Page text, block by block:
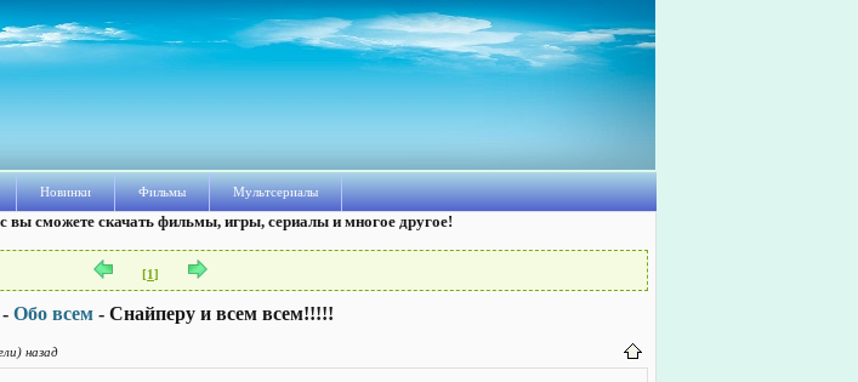
Новинки Фильмы Мультсериалы
вы сможете скачать фильмы, игры, сериалы и многое другое!
[1 ]
- Обо всем - Снайперу и всем всем!!!!!
назад